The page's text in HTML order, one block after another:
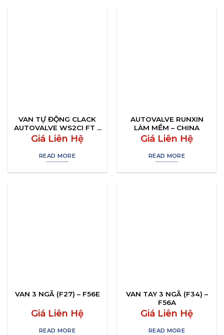
VAN TỰ ĐỘNG CLACK
AUTOVALVE WS2CI FT –
ST TM
Giá Liên Hệ
READ MORE
AUTOVALVE RUNXIN
LÀM MỀM – CHINA
Giá Liên Hệ
READ MORE
VAN 3 NGÃ (F27) – F56E
Giá Liên Hệ
READ MORE
VAN TAY 3 NGÃ (F34) –
F56A
Giá Liên Hệ
READ MORE